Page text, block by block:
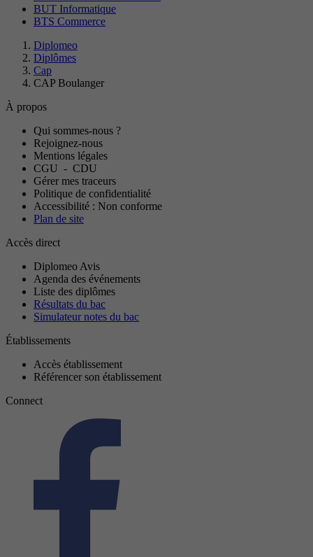
BUT Informatique
BTS Commerce
Diplomeo
Diplômes
Cap
CAP Boulanger
À propos
Qui sommes-nous ?
Rejoignez-nous
Mentions légales
CGU - CDU
Gérer mes traceurs
Politique de confidentialité
Accessibilité : Non conforme
Plan de site
Accès direct
Diplomeo Avis
Agenda des événements
Liste des diplômes
Résultats du bac
Simulateur notes du bac
Établissements
Accès établissement
Référencer son établissement
Connect